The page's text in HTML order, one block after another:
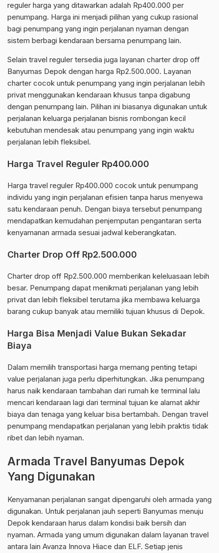
reguler harga yang ditawarkan adalah Rp400.000 per
penumpang. Harga ini menjadi pilihan yang cukup rasional
bagi penumpang yang ingin perjalanan nyaman dengan
sistem berbagi kendaraan bersama penumpang lain.
Selain travel reguler tersedia juga layanan charter drop off
Banyumas Depok dengan harga Rp2.500.000. Layanan
charter cocok untuk penumpang yang ingin perjalanan lebih
privat menggunakan kendaraan khusus tanpa digabung
dengan penumpang lain. Pilihan ini biasanya digunakan untuk
perjalanan keluarga perjalanan bisnis rombongan kecil
kebutuhan mendesak atau penumpang yang ingin waktu
perjalanan lebih fleksibel.
Harga Travel Reguler Rp400.000
Harga travel reguler Rp400.000 cocok untuk penumpang
individu yang ingin perjalanan efisien tanpa harus menyewa
satu kendaraan penuh. Dengan biaya tersebut penumpang
mendapatkan kemudahan penjemputan pengantaran serta
kenyamanan armada sesuai jadwal keberangkatan.
Charter Drop Off Rp2.500.000
Charter drop off Rp2.500.000 memberikan keleluasaan lebih
besar. Penumpang dapat menikmati perjalanan yang lebih
privat dan lebih fleksibel terutama jika membawa keluarga
barang cukup banyak atau memiliki tujuan khusus di Depok.
Harga Bisa Menjadi Value Bukan Sekadar
Biaya
Dalam memilih transportasi harga memang penting tetapi
value perjalanan juga perlu diperhitungkan. Jika penumpang
harus naik kendaraan tambahan dari rumah ke terminal lalu
mencari kendaraan lagi dari terminal tujuan ke alamat akhir
biaya dan tenaga yang keluar bisa bertambah. Dengan travel
penumpang mendapatkan perjalanan yang lebih praktis tidak
ribet dan lebih nyaman.
Armada Travel Banyumas Depok
Yang Digunakan
Kenyamanan perjalanan sangat dipengaruhi oleh armada yang
digunakan. Untuk perjalanan jauh seperti Banyumas menuju
Depok kendaraan harus dalam kondisi baik bersih dan
nyaman. Armada yang umum digunakan dalam layanan travel
antara lain Avanza Innova Hiace dan ELF. Setiap jenis